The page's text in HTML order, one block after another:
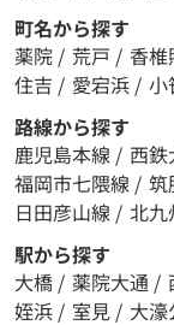
町名から探す
薬院 / 荒戸 / 香椎
住吉 / 愛宕浜 / 小
路線から探す
鹿児島本線 / 西鉄
福岡市七隈線 / 筑
日田彦山線 / 北九
駅から探す
大橋 / 薬院大通 /
姪浜 / 室見 / 大濠